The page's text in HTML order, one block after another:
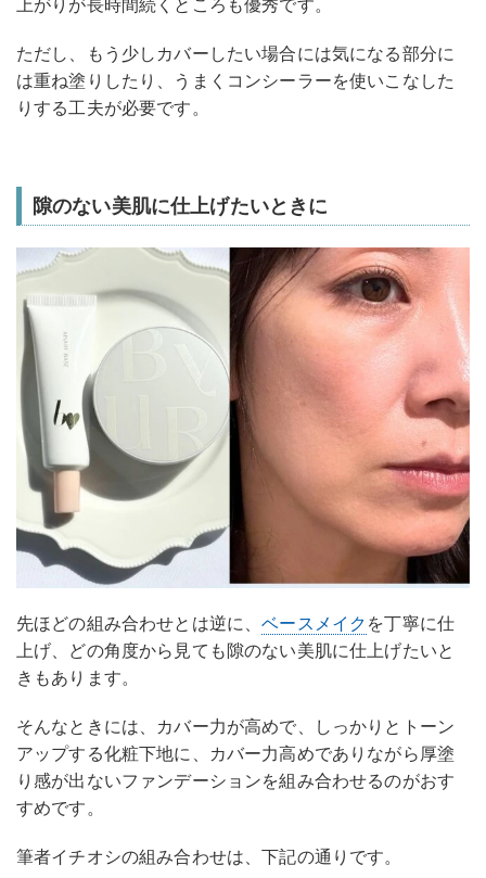
上がりが長時間続くところも優秀です。
ただし、もう少しカバーしたい場合には気になる部分に
は重ね塗りしたり、うまくコンシーラーを使いこなした
りする工夫が必要です。
隙のない美肌に仕上げたいときに
先ほどの組み合わせとは逆に、ベースメイク を丁寧に仕
上げ、どの角度から見ても隙のない美肌に仕上げたいと
きもあります。
そんなときには、カバー力が高めで、しっかりとトーン
アップする化粧下地に、カバー力高めでありながら厚塗
り感が出ないファンデーションを組み合わせるのがおす
すめです。
筆者イチオシの組み合わせは、下記の通りです。